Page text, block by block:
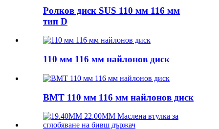
Ролков диск SUS 110 мм 116 мм
тип D
110 мм 116 мм найлонов диск
BMT 110 мм 116 мм найлонов диск